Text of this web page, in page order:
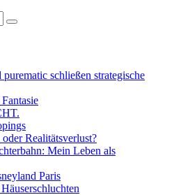
schließen strategische
Realitätsverlust?
Mein Leben als
Paris